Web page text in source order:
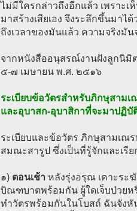
ไม่มีใครกล่าวถึงอีกแล้ว เพราะเ
มาสร้างเสียเอง จึงระลึกขึ้นมา
ถึงเวลาของมันแล้ว ความจริงมั
จากหนังสืออนุสรณ์งานฝังลูกนิมิ
๕-๗ เมษายน พ.ศ. ๒๕๑๖
ระเบียบข้อวัตรสำหรับภิกษุสามเ
และอุบาสก-อุบาสิกาที่จะมาปฏิบั
ระเบียบและข้อวัตร ภิกษุสามเณ
สมณะสารูป ซึ่งเป็นที่รู้จักและเรี
๑) ตอนเช้า หลังรุ่งอรุณ เคาะระ
บิณฑบาตพร้อมกัน ผู้ใดเจ็บป่วยห
ทำวัตรพร้อมกันในโบสถ์ ฉันจังหั